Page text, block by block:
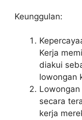
Keunggulan:
Kerja
diakui
lowongan
Lowongan
secara
kerja